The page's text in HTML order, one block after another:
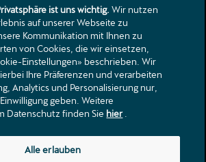
Kontakt
Kataloge & Preislisten
Datenschutzerklärung
ist uns wichtig. Wir nutzen
auf unserer Webseite zu
Kommunikation mit Ihnen zu
von Cookies, die wir einsetzen,
Einstellungen» beschrieben. Wir
Ihre Präferenzen und verarbeiten
Analytics und Personalisierung nur,
geben. Weitere
Datenschutz finden Sie hier.
Alle erlauben